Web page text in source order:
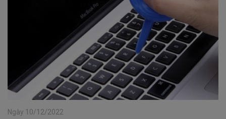
Ngày 10/12/2022